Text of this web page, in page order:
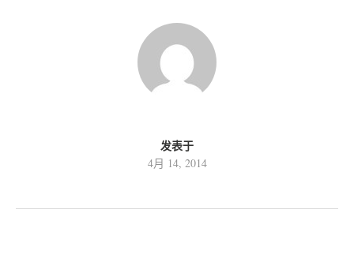
发表于
4月 14, 2014